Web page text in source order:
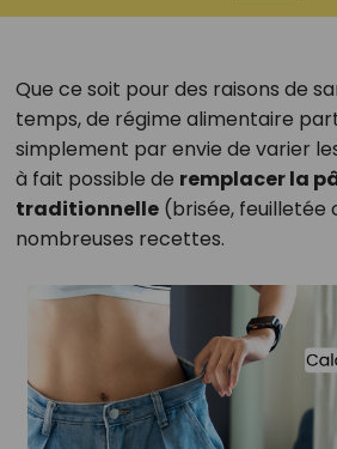
Que ce soit pour des raisons de
temps, de régime alimentaire
simplement par envie de varier
à fait possible de remplacer la
traditionnelle(brisée, feuilletée
nombreuses recettes.